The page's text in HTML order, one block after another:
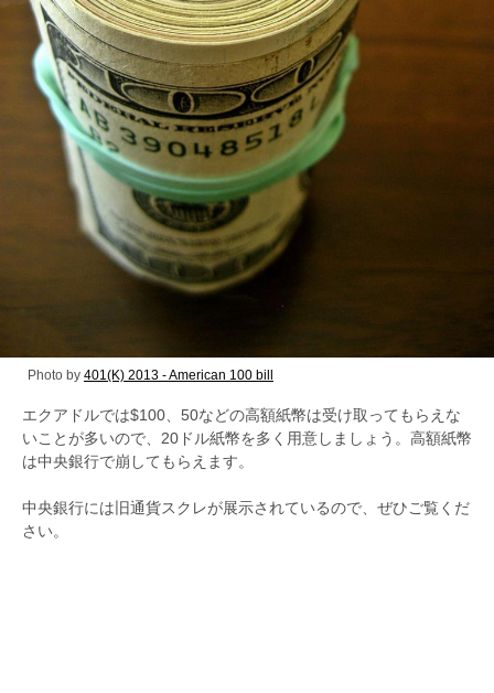
Photo by 401(K) 2013 - American 100 bill
エクアドルでは$100、50などの高額紙幣は受け取ってもらえな
いことが多いので、20ドル紙幣を多く用意しましょう。高額紙幣
は中央銀行で崩してもらえます。
中央銀行には旧通貨スクレが展示されているので、ぜひご覧くだ
さい。